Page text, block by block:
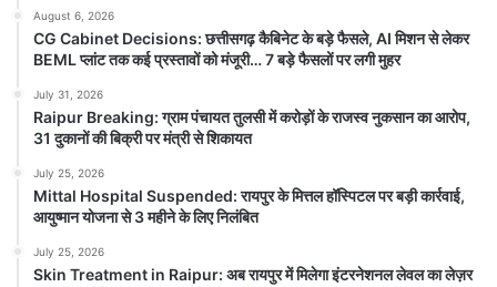
Raipur Police Transfers: राजधानी पुलिस
August 6, 2026
CG Cabinet Decisions: छत्तीसगढ़ कैबिनेट के बड़े फैसले, AI मिशन से लेकर
BEML प्लांट तक कई प्रस्तावों को मंजूरी… 7 बड़े फैसलों पर लगी मुहर
July 31, 2026
Raipur Breaking: ग्राम पंचायत तुलसी में करोड़ों के राजस्व नुकसान का आरोप,
31 दुकानों की बिक्री पर मंत्री से शिकायत
July 25, 2026
Mittal Hospital Suspended: रायपुर के मित्तल हॉस्पिटल पर बड़ी कार्रवाई,
आयुष्मान योजना से 3 महीने के लिए निलंबित
July 25, 2026
Skin Treatment in Raipur: अब रायपुर में मिलेगा इंटरनेशनल लेवल का लेज़र